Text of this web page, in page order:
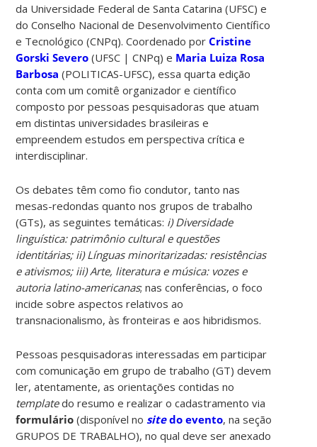
da Universidade Federal de Santa Catarina (UFSC) e
do Conselho Nacional de Desenvolvimento Científico
e Tecnológico (CNPq). Coordenado porCristine
Gorski Severo (UFSC | CNPq) e Maria Luiza Rosa
Barbosa (POLITICAS-UFSC), essa quarta edição
conta com um comitê organizador e científico
composto por pessoas pesquisadoras que atuam
em distintas universidades brasileiras e
empreendem estudos em perspectiva crítica e
interdisciplinar.
Os debates têm como fio condutor, tanto nas
mesas-redondas quanto nos grupos de trabalho
(GTs), as seguintes temáticas: i) Diversidade
linguística: patrimônio cultural e questões
identitárias; ii) Línguas minoritarizadas: resistências
e ativismos; iii) Arte, literatura e música: vozes e
autoria latino-americanas; nas conferências, o foco
incide sobre aspectos relativos ao
transnacionalismo, às fronteiras e aos hibridismos.
Pessoas pesquisadoras interessadas em participar
com comunicação em grupo de trabalho (GT) devem
ler, atentamente, as orientações contidas no
templatedo resumo e realizar o cadastramento via
formulário(disponível no sitedo evento, na seção
GRUPOS DE TRABALHO), no qual deve ser anexado